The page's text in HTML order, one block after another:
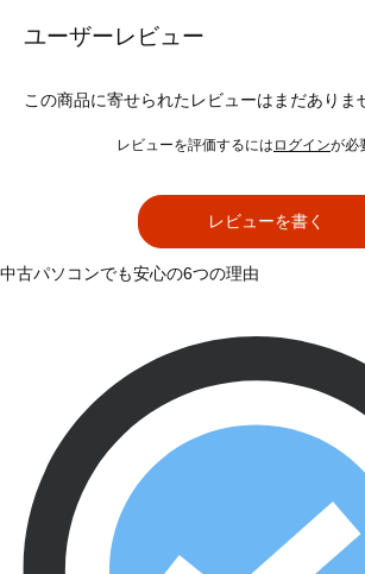
ユーザーレビュー
この商品に寄せられたレビューはまだありま
レビューを評価するには ログインが必
レビューを書く
中古パソコンでも安心の6つの理由